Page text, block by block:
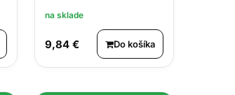
na sklade
9,84 € Do košíka